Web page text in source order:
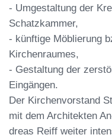
- Umgestaltung der
Schatzkammer,
- künftige Möblierung
Kirchenraumes,
- Gestaltung der
Eingängen.
Der Kirchenvorstand
mit dem Architekten An
dreas Reiff weiter